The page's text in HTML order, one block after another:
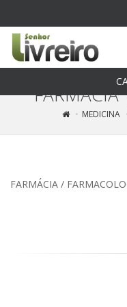
MEDICINA
FARMÁCIA /